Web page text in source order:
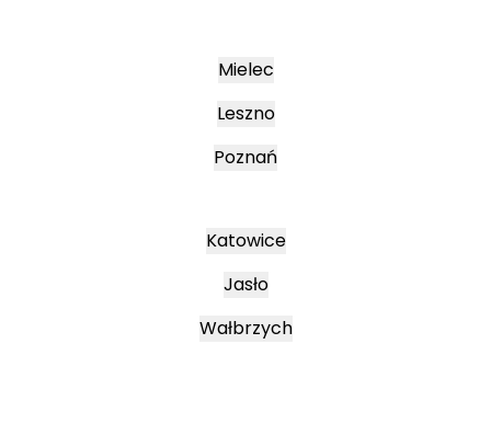
Mielec
Leszno
Poznań
Katowice
Jasło
Wałbrzych